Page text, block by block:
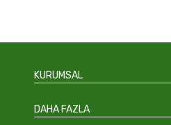
KURUMSAL
DAHA FAZLA